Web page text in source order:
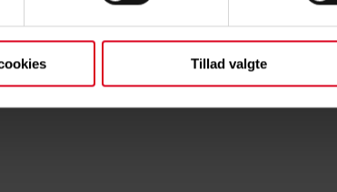
Tillad valgte